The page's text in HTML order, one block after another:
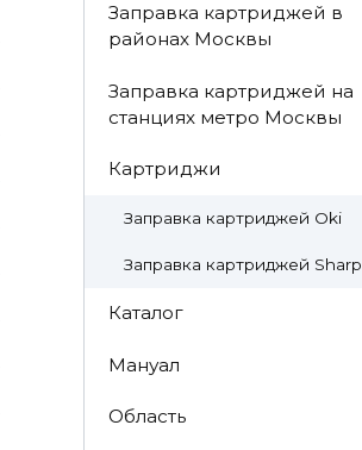
Заправка картриджей в
районах Москвы
Заправка картриджей на
станциях метро Москвы
Картриджи
Заправка картриджей Oki
Заправка картриджей Sharp
Каталог
Мануал
Область